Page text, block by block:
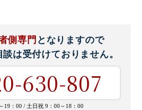
側専門 となりますので
談は受付けておりません。
630-807
19：00 / 土日祝 9：00～18：00